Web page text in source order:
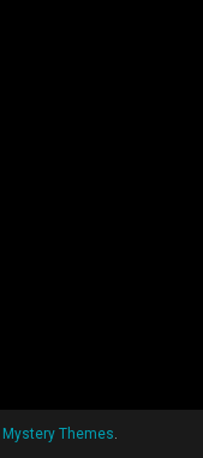
Mystery Themes.